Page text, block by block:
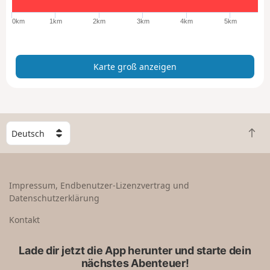
ß
z
i
0km 1km 2km 3km 4km 5km
Karte groß anzeigen
W
ä
h
e
n
Z
u
Impressum, Endbenutzer-Lizenzvertrag und
Datenschutzerklärung
Kontakt
Lade dir jetzt die App herunter und starte dein
nächstes Abenteuer!